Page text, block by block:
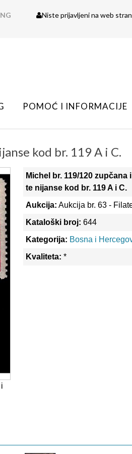
Niste prijavljeni na web
POMOĆ I INFORMACIJE
kod br. 119 A i C.
Michel br. 119/120
te nijanse kod br. 119 A i C.
Aukcija: Aukcija br. 63 -
Kataloški broj: 644
Kategorija: Bosna i
Kvaliteta: *